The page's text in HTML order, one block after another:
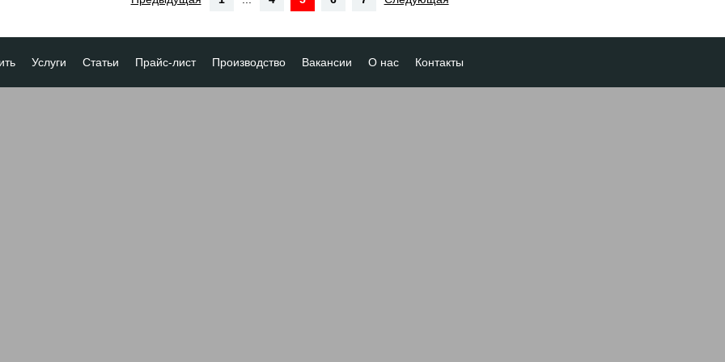
Услуги Статьи Прайс-лист Производство Вакансии О нас Контакты